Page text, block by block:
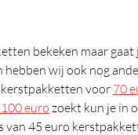
bekeken maar
wij ook nog
voor 70
eurozoekt kun je in
45 euro